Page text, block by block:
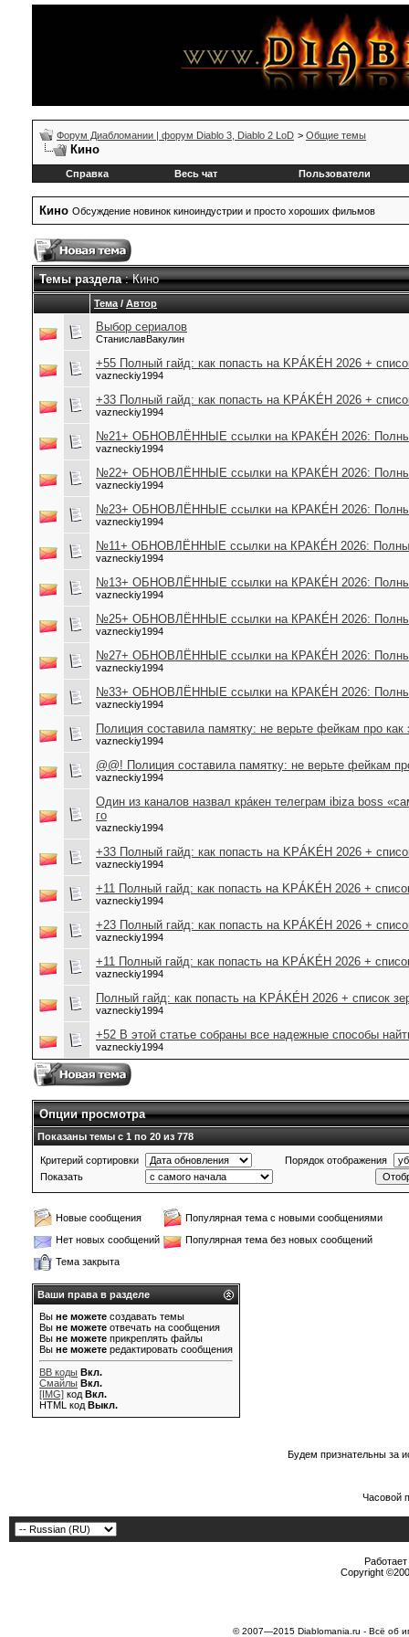
Форум Диабломании | форум Diablo 3, Diablo 2 LoD > Общие темы
Кино
Справка Весь чат Пользователи
Кино Обсуждение новинок киноиндустрии и просто хороших фильмов
Темы раздела: Кино
Тема / Автор
Выбор сериалов
СтаниславВакулин
+55 Полный гайд: как попасть на KРÁKÉH 2026 +
vazneckiy1994
+33 Полный гайд: как попасть на KРÁKÉH 2026 +
vazneckiy1994
№21+ ОБНОВЛЁННЫЕ ссылки на КРАКÉН 2026:
vazneckiy1994
№22+ ОБНОВЛЁННЫЕ ссылки на КРАКÉН 2026:
vazneckiy1994
№23+ ОБНОВЛЁННЫЕ ссылки на КРАКÉН 2026:
vazneckiy1994
№11+ ОБНОВЛЁННЫЕ ссылки на КРАКÉН 2026:
vazneckiy1994
№13+ ОБНОВЛЁННЫЕ ссылки на КРАКÉН 2026:
vazneckiy1994
№25+ ОБНОВЛЁННЫЕ ссылки на КРАКÉН 2026:
vazneckiy1994
№27+ ОБНОВЛЁННЫЕ ссылки на КРАКÉН 2026:
vazneckiy1994
№33+ ОБНОВЛЁННЫЕ ссылки на КРАКÉН 2026:
vazneckiy1994
Полиция составила памятку: не верьте фейкам про как
vazneckiy1994
@@! Полиция составила памятку: не верьте фейкам
vazneckiy1994
Один из каналов назвал крáкен телеграм ibiza boss
го
vazneckiy1994
+33 Полный гайд: как попасть на KРÁKÉH 2026 +
vazneckiy1994
+11 Полный гайд: как попасть на KРÁKÉH 2026 +
vazneckiy1994
+23 Полный гайд: как попасть на KРÁKÉH 2026 +
vazneckiy1994
+11 Полный гайд: как попасть на KРÁKÉH 2026 +
vazneckiy1994
Полный гайд: как попасть на KРÁKÉH 2026 + список
vazneckiy1994
+52 В этой статье собраны все надежные способы
vazneckiy1994
Опции просмотра
Показаны темы с 1 по 20 из 778
Критерий сортировки
Порядок отображения
Показать
Новые сообщения
Популярная тема с новыми сообщениями
Нет новых сообщений
Популярная тема без новых сообщений
Тема закрыта
Ваши права в разделе
Вы не можете создавать темы
Вы не можете отвечать на сообщения
Вы не можете прикреплять файлы
Вы не можете редактировать сообщения
BB коды Вкл.
Смайлы Вкл.
[IMG] код Вкл.
HTML код Выкл.
Будем признательны за
Часовой
Copyright
© 2007—2015 Diablomania.ru - Всё об